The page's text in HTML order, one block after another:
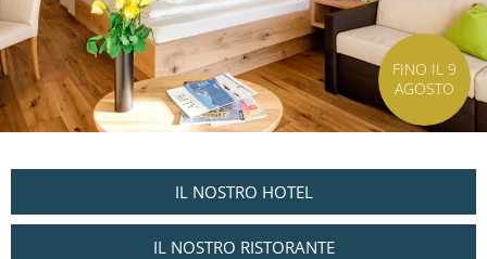
FINO IL 9
AGOSTO
IL NOSTRO HOTEL
IL NOSTRO RISTORANTE